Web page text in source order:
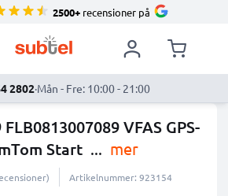
2500+ recensioner på
2802·Mån - Fre: 10:00 - 21:00
VFAS GPS-
Start ... mer
Artikelnummer: 923154